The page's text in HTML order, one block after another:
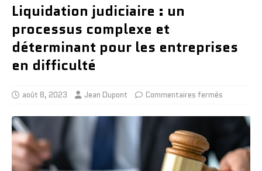
Liquidation judiciaire : un
processus complexe et
déterminant pour les entreprises
en difficulté
août 8, 2023 Jean Dupont Commentaires fermés